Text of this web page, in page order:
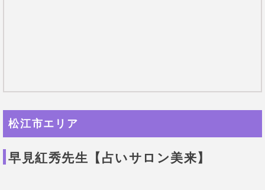
松江市エリア
早見紅秀先生【占いサロン美来】